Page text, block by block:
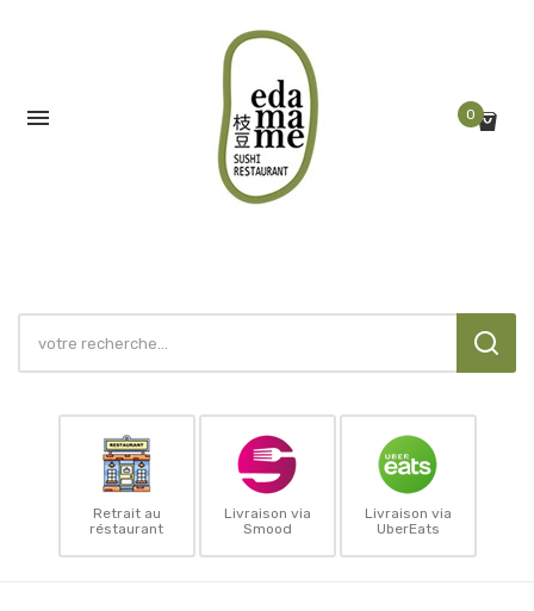
 0
Retrait au
réstaurant
Livraison via
Smood
Livraison via
UberEats